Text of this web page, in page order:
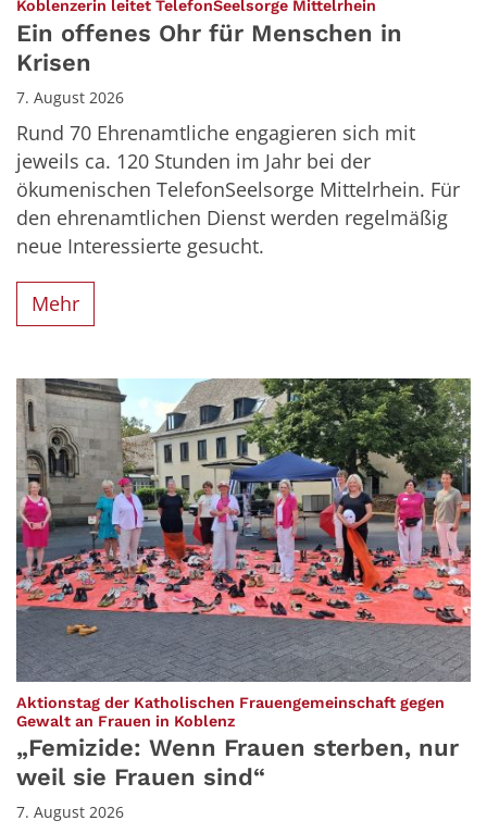
Koblenzerin leitet TelefonSeelsorge Mittelrhein
Ein offenes Ohr für Menschen in
Krisen
7. August 2026
Rund 70 Ehrenamtliche engagieren sich mit
jeweils ca. 120 Stunden im Jahr bei der
ökumenischen TelefonSeelsorge Mittelrhein. Für
den ehrenamtlichen Dienst werden regelmäßig
neue Interessierte gesucht.
Mehr
Aktionstag der Katholischen Frauengemeinschaft gegen
Gewalt an Frauen in Koblenz
„Femizide: Wenn Frauen sterben, nur
weil sie Frauen sind“
7. August 2026